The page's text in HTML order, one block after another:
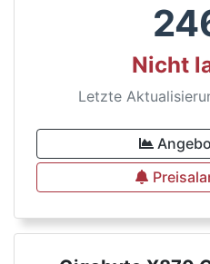
Nicht
Letzte